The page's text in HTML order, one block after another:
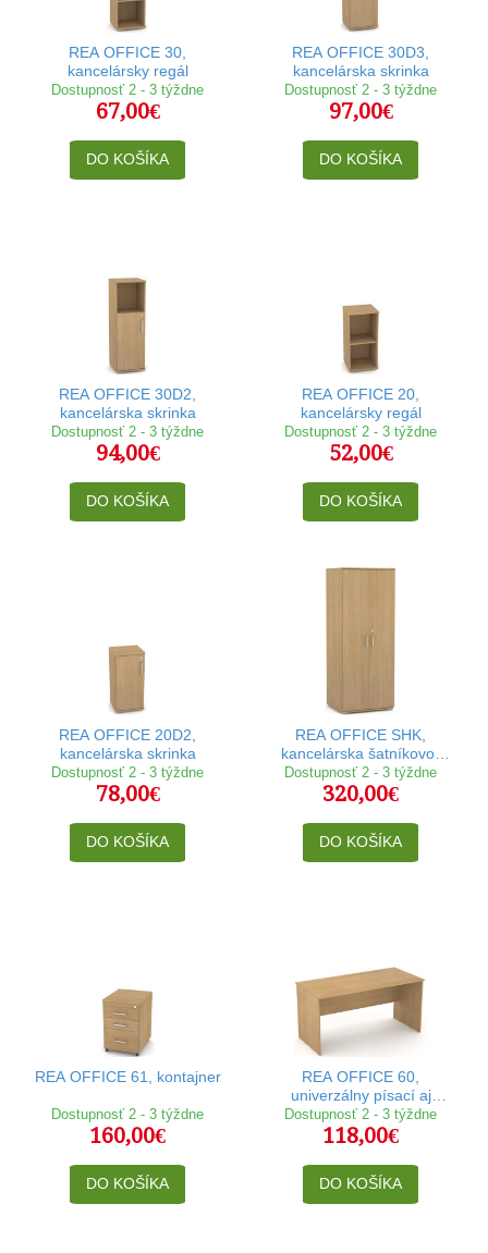
REA OFFICE 30,
kancelársky regál
Dostupnosť 2 - 3 týždne
67,00€
DO KOŠÍKA
REA OFFICE 30D3,
kancelárska skrinka
Dostupnosť 2 - 3 týždne
97,00€
DO KOŠÍKA
REA OFFICE 30D2,
kancelárska skrinka
Dostupnosť 2 - 3 týždne
94,00€
DO KOŠÍKA
REA OFFICE 20,
kancelársky regál
Dostupnosť 2 - 3 týždne
52,00€
DO KOŠÍKA
REA OFFICE 20D2,
kancelárska skrinka
Dostupnosť 2 - 3 týždne
78,00€
DO KOŠÍKA
REA OFFICE SHK,
kancelárska šatníkovo-
policová skriňa
Dostupnosť 2 - 3 týždne
320,00€
DO KOŠÍKA
REA OFFICE 61, kontajner
Dostupnosť 2 - 3 týždne
160,00€
DO KOŠÍKA
REA OFFICE 60,
univerzálny písací aj
zasadací kancelársky stôl
Dostupnosť 2 - 3 týždne
118,00€
DO KOŠÍKA